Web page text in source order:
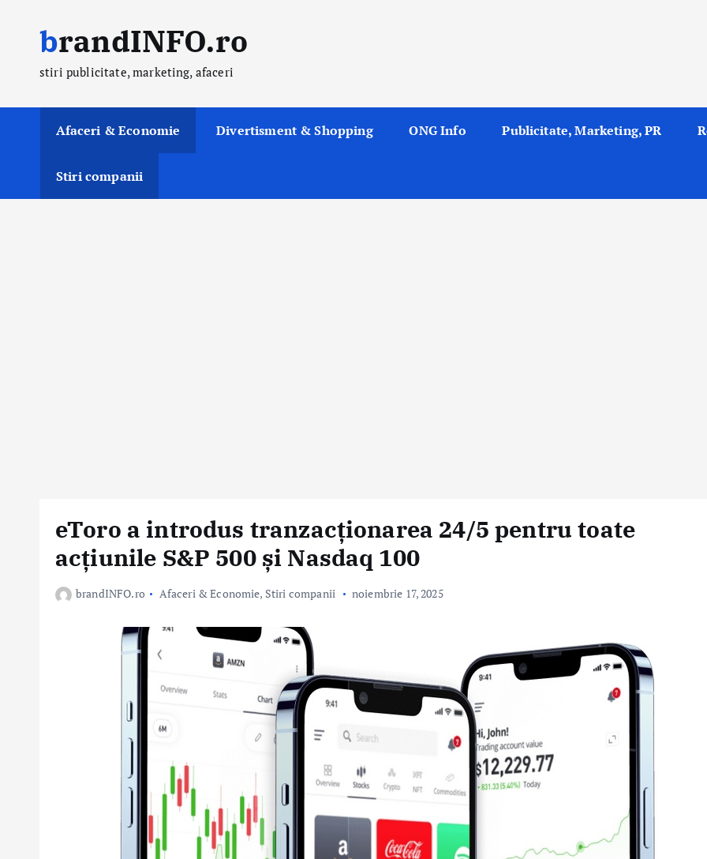
t
brandINFO.ro
stiri publicitate, marketing, afaceri
Afaceri & Economie Divertisment & Shopping ONG Info Publicitate, Marketing, PR
Stiri companii
eToro a introdus tranzacționarea 24/5 pentru toate
acțiunile S&P 500 și Nasdaq 100
brandINFO.ro Afaceri & Economie, Stiri companii noiembrie 17, 2025